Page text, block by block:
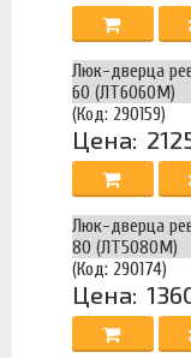
Люк-дверца
60 (ЛТ6060М)
(Код: 290159)
Цена:
Люк-дверца
80 (ЛТ5080М)
(Код: 290174)
Цена: